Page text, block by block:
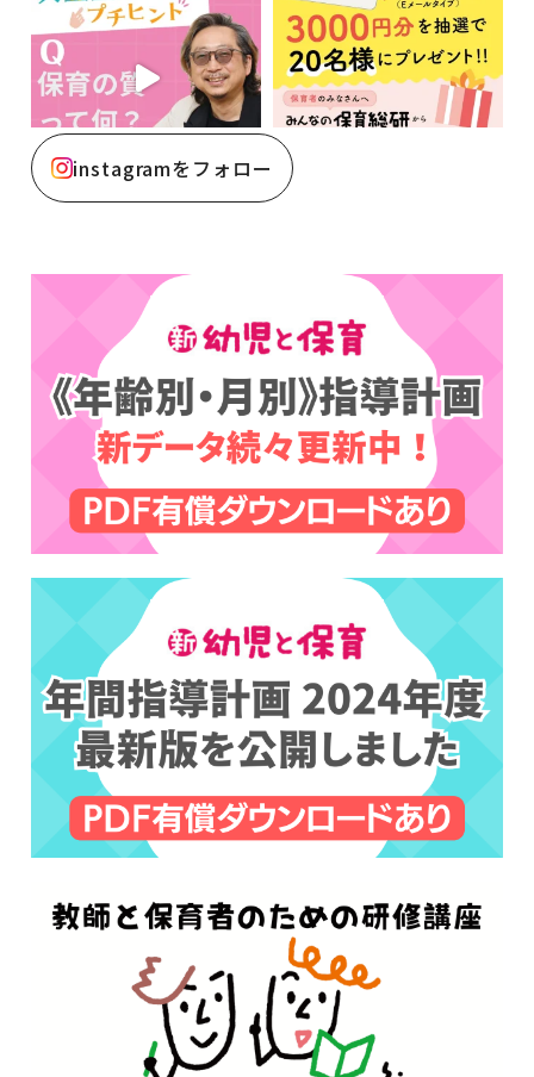
instagramをフォロー